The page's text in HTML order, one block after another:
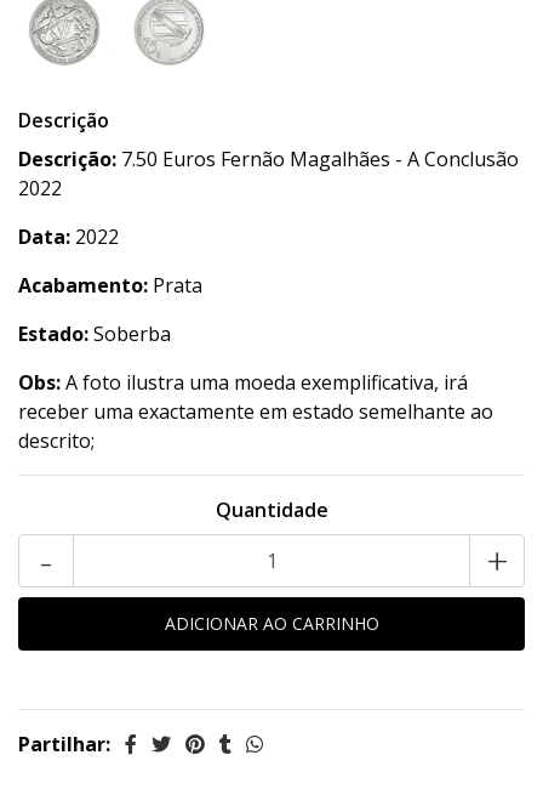
Descrição
Descrição: 7.50 Euros Fernão Magalhães - A Conclusão
2022
Data: 2022
Acabamento: Prata
Estado:Soberba
Obs:A foto ilustra uma moeda exemplificativa, irá
receber uma exactamente em estado semelhante ao
descrito;
Quantidade
- +
Partilhar: